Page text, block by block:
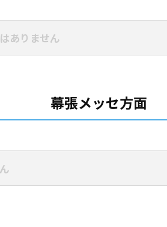
ありません
幕張メッセ方面